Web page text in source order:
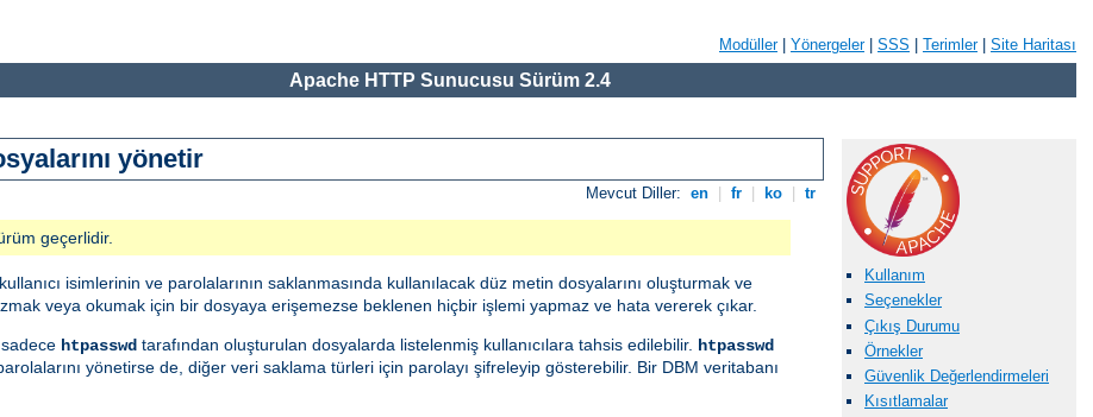
Modüller| Yönergeler| SSS Terimler| Site Haritası
Apache HTTP Sunucusu Sürüm 2.4
yönetir
Mevcut Diller: en fr ko tr
geçerlidir.
isimlerinin ve parolalarının saklanmasında kullanılacak düz metin dosyalarını oluşturmak ve
veya okumak için bir dosyaya erişemezse beklenen hiçbir işlemi yapmaz ve hata vererek çıkar.
htpasswd tarafından oluşturulan dosyalarda listelenmiş kullanıcılara tahsis edilebilir. htpasswd
yönetirse de, diğer veri saklama türleri için parolayı şifreleyip gösterebilir. Bir DBM veritabanı
Kullanım
Seçenekler
Çıkış Durumu
Örnekler
Güvenlik Değerlendirmeleri
Kısıtlamalar